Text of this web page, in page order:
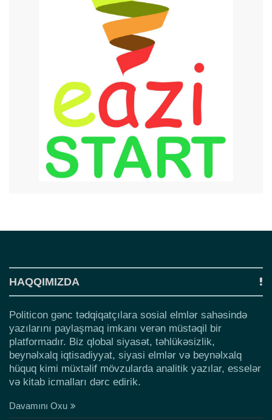
HAQQIMIZDA
Politicon gənc tədqiqatçılara sosial elmlər sahəsində
yazılarını paylaşmaq imkanı verən müstəqil bir
platformadır. Biz qlobal siyasət, təhlükəsizlik,
beynəlxalq iqtisadiyyat, siyasi elmlər və beynəlxalq
hüquq kimi müxtəlif mövzularda analitik yazılar, esselər
və kitab icmalları dərc edirik.
Davamını Oxu